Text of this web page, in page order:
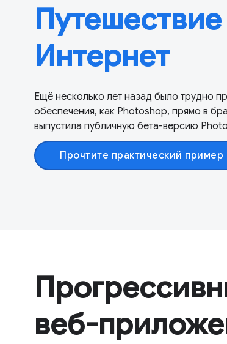
Интернет
Ещё несколько лет назад было трудно
обеспечения, как Photoshop, прямо в
выпустила публичную бета-версию
Прочтите практический пример
веб-